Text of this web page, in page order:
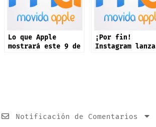
Lo que Apple
mostrará este 9 de
¡Por fin!
Instagram lanza
Notificación de Comentarios